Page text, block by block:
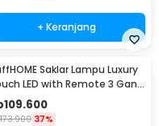
+ Keranjang
Saklar Lampu Luxury
LED with Remote 3 Gang
DH001
109.600
173.900 37%